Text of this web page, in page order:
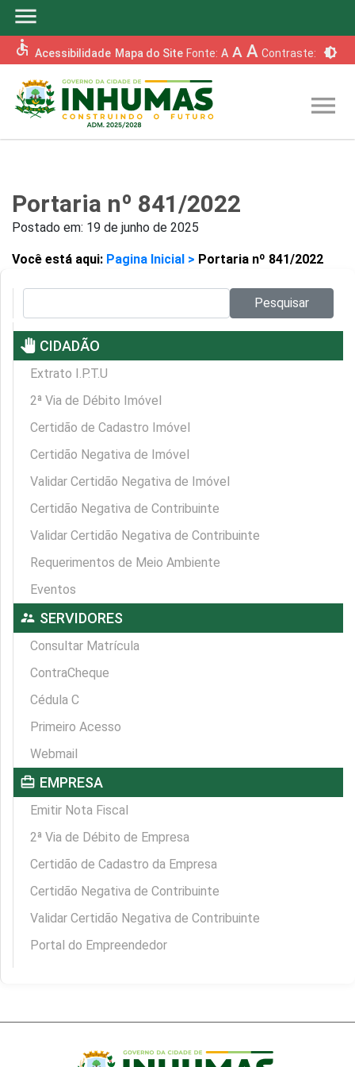
menu
accessible Acessibilidade Mapa do Site Fonte: A A A Contraste: brightness_6
menu
Portaria nº 841/2022
Postado em: 19 de junho de 2025
Você está aqui: Pagina Inicial > Portaria nº 841/2022
Pesquisar
pan_tool CIDADÃO
Extrato I.P.T.U
2ª Via de Débito Imóvel
Certidão de Cadastro Imóvel
Certidão Negativa de Imóvel
Validar Certidão Negativa de Imóvel
Certidão Negativa de Contribuinte
Validar Certidão Negativa de Contribuinte
Requerimentos de Meio Ambiente
Eventos
supervisor_account SERVIDORES
Consultar Matrícula
ContraCheque
Cédula C
Primeiro Acesso
Webmail
card_travel EMPRESA
Emitir Nota Fiscal
2ª Via de Débito de Empresa
Certidão de Cadastro da Empresa
Certidão Negativa de Contribuinte
Validar Certidão Negativa de Contribuinte
Portal do Empreendedor